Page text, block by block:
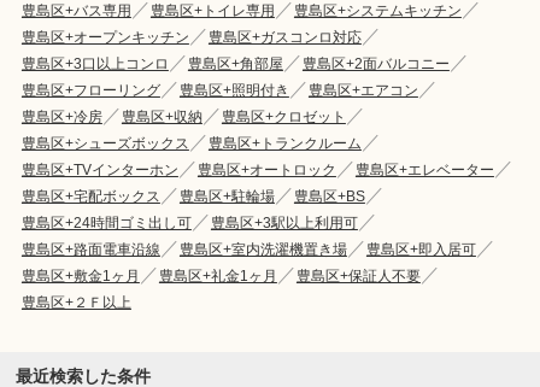
豊島区+バス専用
豊島区+トイレ専用
豊島区+システムキッチン
豊島区+オープンキッチン
豊島区+ガスコンロ対応
豊島区+3口以上コンロ
豊島区+角部屋
豊島区+2面バルコニー
豊島区+フローリング
豊島区+照明付き
豊島区+エアコン
豊島区+冷房
豊島区+収納
豊島区+クロゼット
豊島区+シューズボックス
豊島区+トランクルーム
豊島区+TVインターホン
豊島区+オートロック
豊島区+エレベーター
豊島区+宅配ボックス
豊島区+駐輪場
豊島区+BS
豊島区+24時間ゴミ出し可
豊島区+3駅以上利用可
豊島区+路面電車沿線
豊島区+室内洗濯機置き場
豊島区+即入居可
豊島区+敷金1ヶ月
豊島区+礼金1ヶ月
豊島区+保証人不要
豊島区+２Ｆ以上
最近検索した条件